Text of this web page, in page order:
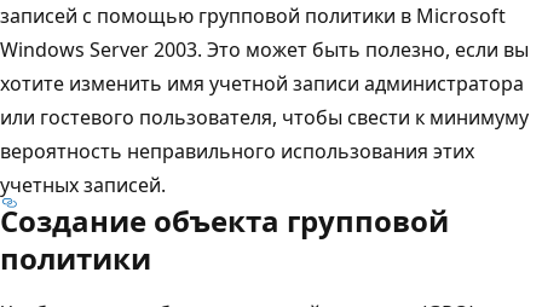
записей с помощью групповой политики в Microsoft
Windows Server 2003. Это может быть полезно, если вы
хотите изменить имя учетной записи администратора
или гостевого пользователя, чтобы свести к минимуму
вероятность неправильного использования этих
учетных записей.
Создание объекта групповой
политики